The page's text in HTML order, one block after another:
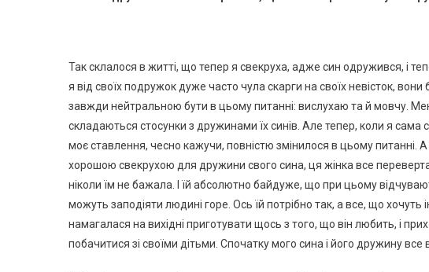
Так склалося в житті, що тепер я свекруха, адже син одружився, і
я від своїх подружок дуже часто чула скарги на своїх невісток, вони
завжди нейтральною бути в цьому питанні: вислухаю та й мовчу.
складаються стосунки з дружинами їх синів. Але тепер, коли я сама
моє ставлення, чесно кажучи, повністю змінилося в цьому питанні.
хорошою свекрухою для дружини свого сина, ця жінка все
ніколи їм не бажала. І їй абсолютно байдуже, що при цьому відчувають
можуть заподіяти людині горе. Ось їй потрібно так, а все, що хочуть
намагалася на вихідні приготувати щось з того, що він любить, і
побачитися зі своїми дітьми. Спочатку мого сина і його дружину все